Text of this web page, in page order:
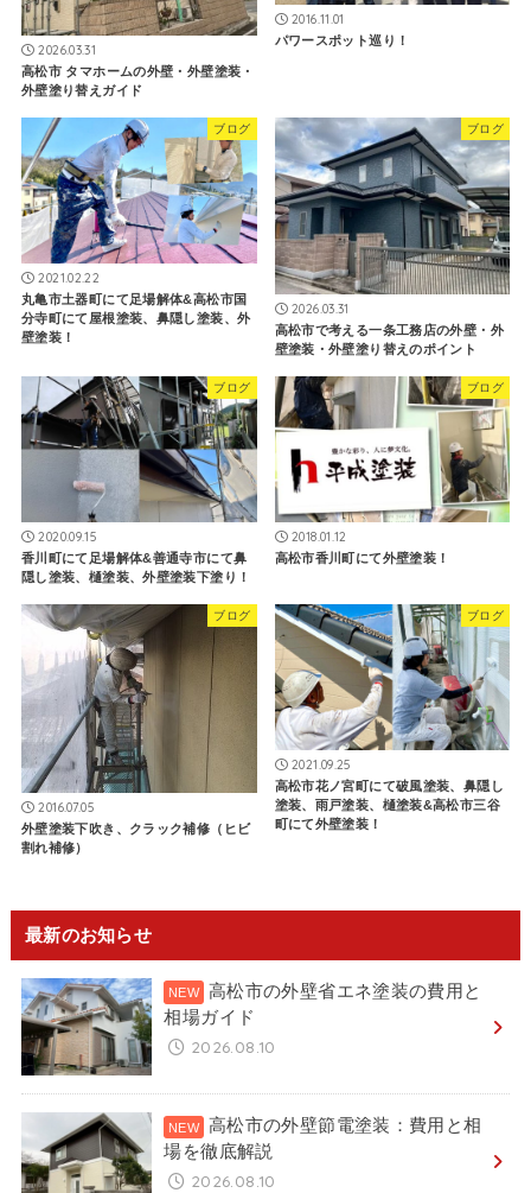
2026.03.31
高松市 タマホームの外壁・外壁塗装・
外壁塗り替えガイド
2016.11.01
パワースポット巡り！
ブログ
2021.02.22
丸亀市土器町にて足場解体&高松市国
分寺町にて屋根塗装、鼻隠し塗装、外
壁塗装！
ブログ
2026.03.31
高松市で考える一条工務店の外壁・外
壁塗装・外壁塗り替えのポイント
ブログ
2020.09.15
香川町にて足場解体&善通寺市にて鼻
隠し塗装、樋塗装、外壁塗装下塗り！
ブログ
2018.01.12
高松市香川町にて外壁塗装！
ブログ
2016.07.05
外壁塗装下吹き、クラック補修（ヒビ
割れ補修）
ブログ
2021.09.25
高松市花ノ宮町にて破風塗装、鼻隠し
塗装、雨戸塗装、樋塗装&高松市三谷
町にて外壁塗装！
最新のお知らせ
高松市の外壁省エネ塗装の費用と
相場ガイド
2026.08.10
高松市の外壁節電塗装：費用と相
場を徹底解説
2026.08.10